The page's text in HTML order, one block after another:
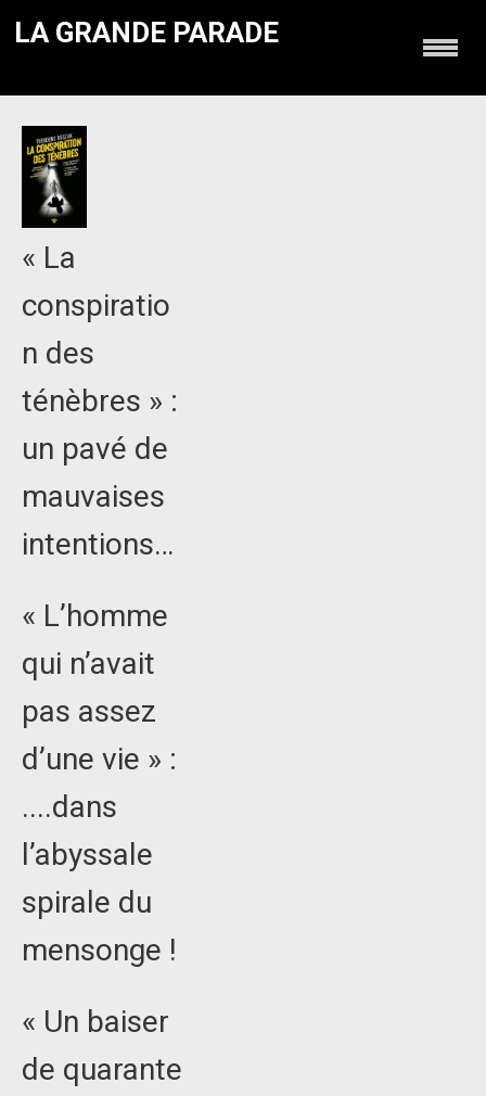
LA GRANDE PARADE
« La
conspiratio
n des
ténèbres » :
un pavé de
mauvaises
intentions…
« L’homme
qui n’avait
pas assez
d’une vie » :
....dans
l’abyssale
spirale du
mensonge !
« Un baiser
de quarante